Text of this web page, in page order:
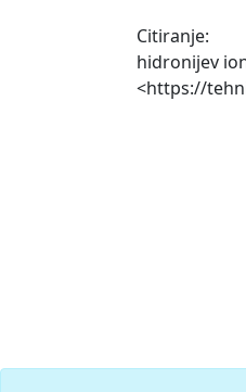
Citiranje:
hidronijev
<https://